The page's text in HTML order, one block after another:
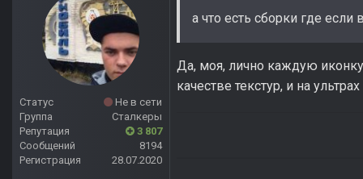
Статус
Не в сети
Группа
Сталкеры
Репутация
3 807
Сообщений
8194
Регистрация
28.07.2020
а что есть сборки где
Да, моя, лично каждую
качестве текстур, и на